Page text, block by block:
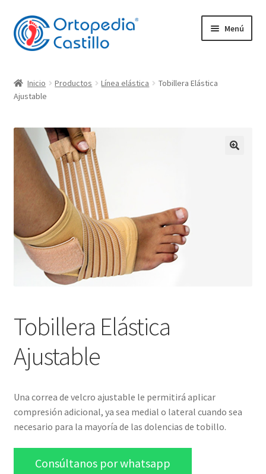
Ir
a
la
Ir
al
contenido
Menú
Productos
hijo
Plantillas
Movilidad
Ortopedia Castillo
Plantillas Ortopédicas
Contacto
Inicio Productos Línea elástica
Tobillera Elástica
Ajustable
Tobillera Elástica
Ajustable
Una correa de velcro ajustable le permitirá aplicar
compresión adicional, ya sea medial o lateral cuando sea
necesario para la mayoría de las dolencias de tobillo.
Consúltanos por whatsapp